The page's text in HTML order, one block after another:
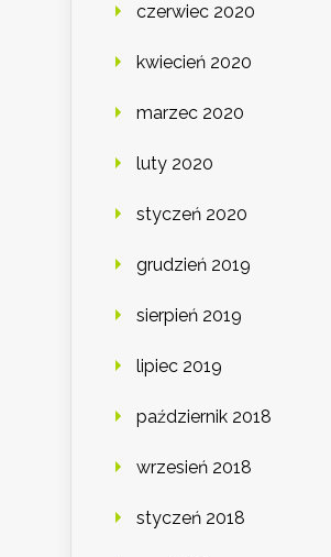
czerwiec 2020
kwiecień 2020
marzec 2020
luty 2020
styczeń 2020
grudzień 2019
sierpień 2019
lipiec 2019
październik 2018
wrzesień 2018
styczeń 2018